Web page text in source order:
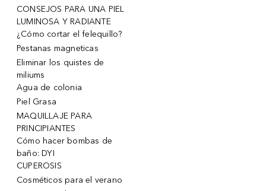
CONSEJOS PARA UNA PIEL
LUMINOSA Y RADIANTE
¿Cómo cortar el felequillo?
Pestanas magneticas
Eliminar los quistes de
miliums
Agua de colonia
Piel Grasa
MAQUILLAJE PARA
PRINCIPIANTES
Cómo hacer bombas de
baño: DYI
CUPEROSIS
Cosméticos para el verano